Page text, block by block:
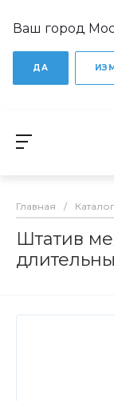
Ваш город
ДА
Главная /
Штатив